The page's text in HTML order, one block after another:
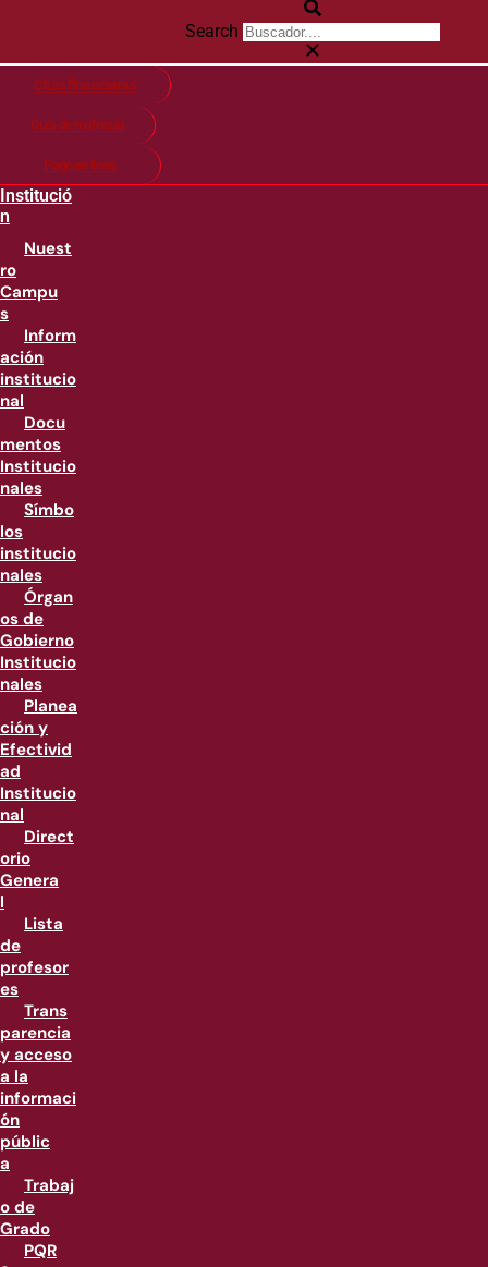
Search
Citas financieras
Guía de matricula
Pago en línea
Institució
n
Nuest
ro
Campu
s
Inform
ación
institucio
nal
Docu
mentos
Institucio
nales
Símbo
los
institucio
nales
Órgan
os de
Gobierno
Institucio
nales
Planea
ción y
Efectivid
ad
Institucio
nal
Direct
orio
Genera
l
Lista
de
profesor
es
Trans
parencia
y acceso
a la
informaci
ón
públic
a
Trabaj
o de
Grado
PQR